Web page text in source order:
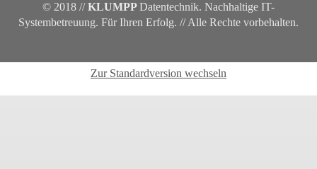
© 2018 //KLUMPPDatentechnik. Nachhaltige IT-
Systembetreuung. Für Ihren Erfolg. // Alle Rechte vorbehalten.
Zur Standardversion wechseln